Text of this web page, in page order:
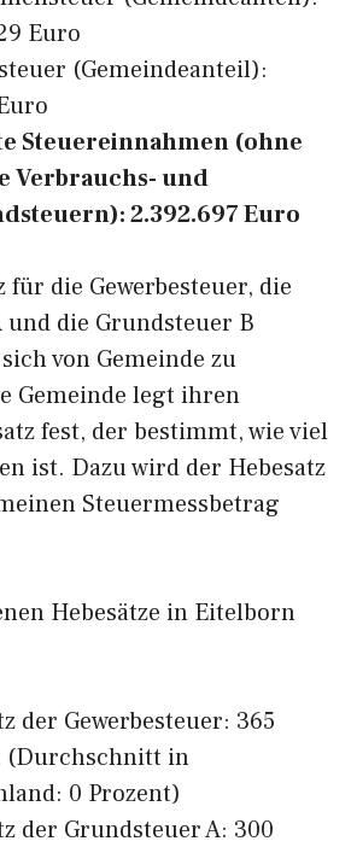
Euro
(Gemeindeanteil):
Steuereinnahmen (ohne
Verbrauchs- und
2.392.697 Euro
für die Gewerbesteuer, die
und die Grundsteuer B
von Gemeinde zu
Gemeinde legt ihren
fest, der bestimmt, wie viel
ist. Dazu wird der Hebesatz
Steuermessbetrag
Hebesätze in Eitelborn
der Gewerbesteuer: 365
(Durchschnitt in
0 Prozent)
der Grundsteuer A: 300